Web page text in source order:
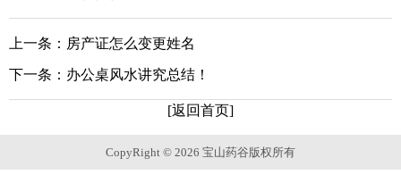
上一条： 房产证怎么变更姓名
下一条： 办公桌风水讲究总结！
[返回首页]
CopyRight © 2026 宝山药谷版权所有